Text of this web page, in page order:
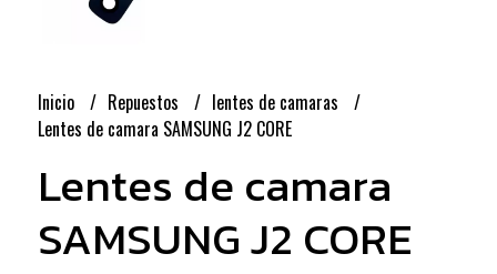
Inicio Repuestos
lentes de camaras
Lentes de camara SAMSUNG J2 CORE
Lentes de camara
SAMSUNG J2 CORE